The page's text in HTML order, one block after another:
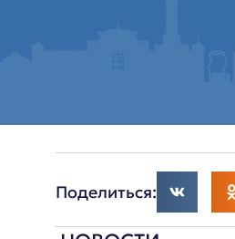
Поделиться: